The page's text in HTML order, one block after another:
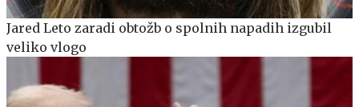
Jared Leto zaradi obtožb o spolnih napadih izgubil
veliko vlogo